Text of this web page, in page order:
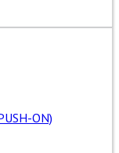
ON)